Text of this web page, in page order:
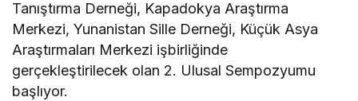
Tanıştırma Derneği, Kapadokya Araştırma
Merkezi, Yunanistan Sille Derneği, Küçük Asya
Araştırmaları Merkezi işbirliğinde
gerçekleştirilecek olan 2. Ulusal Sempozyumu
başlıyor.